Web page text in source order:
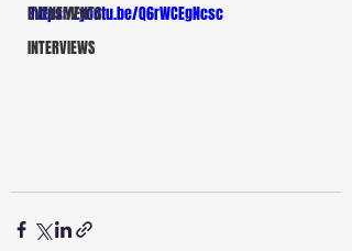
EVENEMENTS
INTERVIEWS
https://youtu.be/Q6rWCEgNcsc